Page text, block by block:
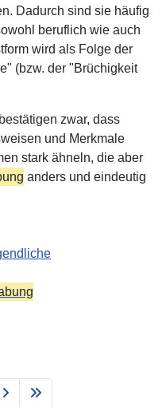
Dadurch sind sie häufig
beruflich wie auch
wird als Folge der
(bzw. der "Brüchigkeit
zwar, dass
und Merkmale
stark ähneln, die aber
anders und eindeutig